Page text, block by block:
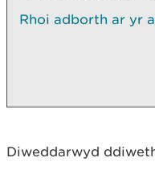
Rhoi adborth ar yr
Diweddarwyd